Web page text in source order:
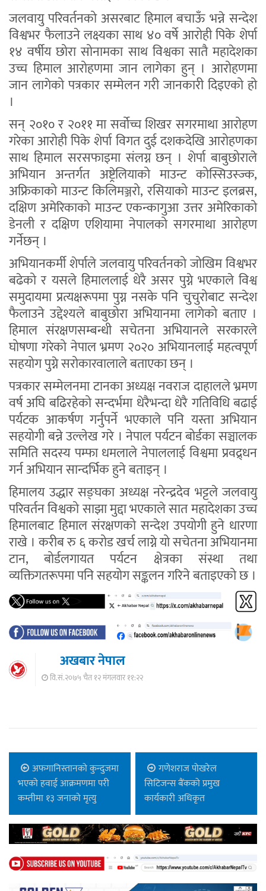
जलवायु परिवर्तनको असरबाट हिमाल बचाऊँ भन्ने सन्देश
विश्वभर फैलाउने लक्ष्यका साथ ४० वर्षे आरोही पिके शेर्पा
१४ वर्षीय छोरा सोनामका साथ विश्वका सातै महादेशका
उच्च हिमाल आरोहणमा जान लागेका हुन् । आरोहणमा
जान लागेको पत्रकार सम्मेलन गरी जानकारी दिइएको हो
।
सन् २०१० र २०११ मा सर्वोच्च शिखर सगरमाथा आरोहण
गरेका आरोही पिके शेर्पा विगत दुई दशकदेखि आरोहणका
साथ हिमाल सरसफाइमा संलग्न छन् । शेर्पा बाबुछोराले
अभियान अन्तर्गत अष्ट्रेलियाको माउन्ट कोस्सिउस्ज्क,
अफ्रिकाको माउन्ट किलिमञ्जरो, रसियाको माउन्ट इलब्रस,
दक्षिण अमेरिकाको माउन्ट एकन्कागुआ उत्तर अमेरिकाको
डेनली र दक्षिण एशियामा नेपालको सगरमाथा आरोहण
गर्नेछन् ।
अभियानकर्मी शेर्पाले जलवायु परिवर्तनको जोखिम विश्वभर
बढेको र यसले हिमाललाई धेरै असर पुग्ने भएकाले विश्व
समुदायमा प्रत्यक्षरूपमा पुग्न नसके पनि चुचुरोबाट सन्देश
फैलाउने उद्देश्यले बाबुछोरा अभियानमा लागेको बताए ।
हिमाल संरक्षणसम्बन्धी सचेतना अभियानले सरकारले
घोषणा गरेको नेपाल भ्रमण २०२० अभियानलाई महत्वपूर्ण
सहयोग पुग्ने सरोकारवालाले बताएका छन् ।
पत्रकार सम्मेलनमा टानका अध्यक्ष नवराज दाहालले भ्रमण
वर्ष अघि बढिरहेको सन्दर्भमा धेरैभन्दा धेरै गतिविधि बढाई
पर्यटक आकर्षण गर्नुपर्ने भएकाले पनि यस्ता अभियान
सहयोगी बन्ने उल्लेख गरे । नेपाल पर्यटन बोर्डका सञ्चालक
समिति सदस्य पम्फा धमलाले नेपाललाई विश्वमा प्रवद्र्धन
गर्न अभियान सान्दर्भिक हुने बताइन् ।
हिमालय उद्धार सङ्घका अध्यक्ष नरेन्द्रदेव भट्टले जलवायु
परिवर्तन विश्वको साझा मुद्दा भएकाले सात महादेशका उच्च
हिमालबाट हिमाल संरक्षणको सन्देश उपयोगी हुने धारणा
राखे । करीब रु ६ करोड खर्च लाग्ने यो सचेतना अभियानमा
टान, बोर्डलगायत पर्यटन क्षेत्रका संस्था तथा
व्यक्तिगतरूपमा पनि सहयोग सङ्कलन गरिने बताइएको छ ।
अखबार नेपाल
वि.सं.२०७५ चैत १२ मंगलवार ११:२२
अफगानिस्तानको कुन्दुजमा
भएको हवाई आक्रमणमा परी
कम्तीमा १३ जनाको मृत्यु
गणेशराज पोखरेल
सिटिजन्स बैंकको प्रमुख
कार्यकारी अधिकृत